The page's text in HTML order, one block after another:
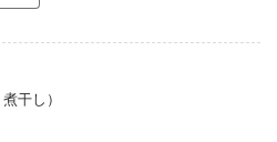
干し）